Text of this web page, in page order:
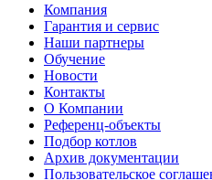
Компания
Гарантия и сервис
Наши партнеры
Обучение
Новости
Контакты
О Компании
Референц-объекты
Подбор котлов
Архив документации
Пользовательское